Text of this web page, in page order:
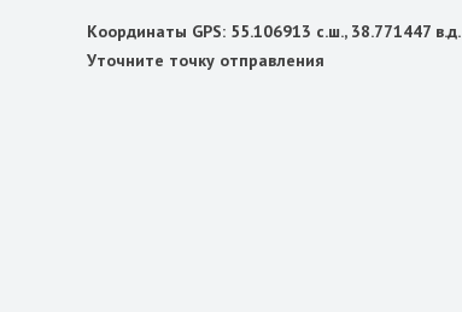
Координаты GPS: 55.106913 с.ш., 38.771447 в.д.
Уточните точку отправления